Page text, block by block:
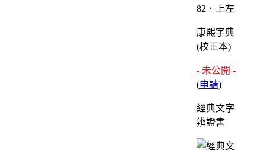
82．上左
康熙字典
(校正本)
- 未公開 -
(申請)
經典文字
辨證書